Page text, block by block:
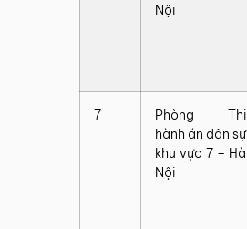
Nội
7
Phòng Thi
hành án dân sự
khu vực 7 – Hà
Nội